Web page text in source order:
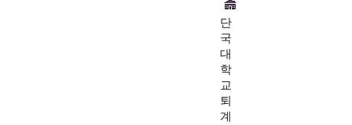
단
국
대
학
교
퇴
계